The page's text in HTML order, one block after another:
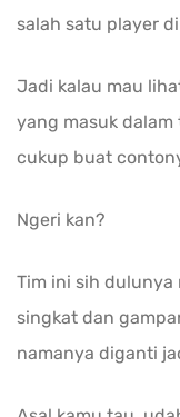
salah satu player
Jadi kalau mau
yang masuk dalam
cukup buat
Ngeri kan?
Tim ini sih dulunya
singkat dan
namanya diganti